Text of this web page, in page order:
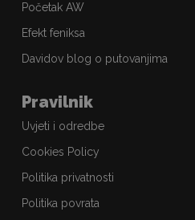
Početak AW
Efekt feniksa
Davidov blog o putovanjima
Pravilnik
Uvjeti i odredbe
Cookies Policy
Politika privatnosti
Politika povrata